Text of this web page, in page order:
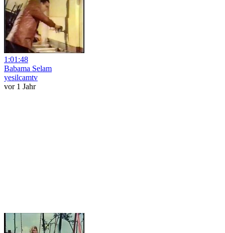
1:01:48
Babama Selam
yesilcamtv
vor 1 Jahr